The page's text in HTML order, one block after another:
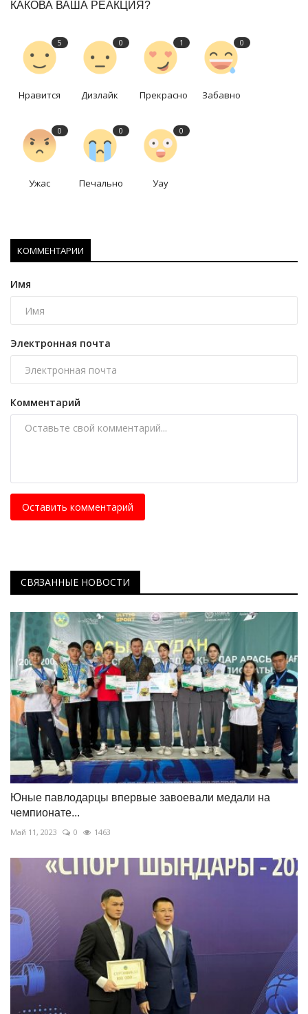
КАКОВА ВАША РЕАКЦИЯ?
5
Нравится
0
Дизлайк
1
Прекрасно
0
Забавно
0
Ужас
0
Печально
0
Уау
КОММЕНТАРИИ
Имя
Электронная почта
Комментарий
Оставить комментарий
СВЯЗАННЫЕ НОВОСТИ
Юные павлодарцы впервые завоевали медали на
чемпионате...
Май 11, 2023 0 1463